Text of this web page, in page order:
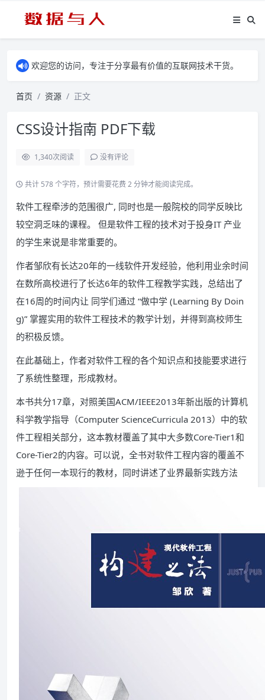
欢迎您的访问，专注于分享最有价值的互联网技术干货。
首页 资源 正文
CSS设计指南 PDF下载
1,340次阅读 没有评论
共计 578 个字符，预计需要花费 2 分钟才能阅读完成。
软件工程牵涉的范围很广, 同时也是一般院校的同学反映比
较空洞乏味的课程。 但是软件工程的技术对于投身IT 产业
的学生来说是非常重要的。
作者邹欣有长达20年的一线软件开发经验，他利用业余时间
在数所高校进行了长达6年的软件工程教学实践，总结出了
在16周的时间内让 同学们通过 “做中学 (Learning By Doin
g)” 掌握实用的软件工程技术的教学计划，并得到高校师生
的积极反馈。
在此基础上，作者对软件工程的各个知识点和技能要求进行
了系统性整理，形成教材。
本书共分17章，对照美国ACM/IEEE2013年新出版的计算机
科学教学指导（Computer ScienceCurricula 2013）中的软
件工程相关部分，这本教材覆盖了其中大多数Core-Tier1和
Core-Tier2的内容。可以说，全书对软件工程内容的覆盖不
逊于任何一本现行的教材，同时讲述了业界最新实践方法